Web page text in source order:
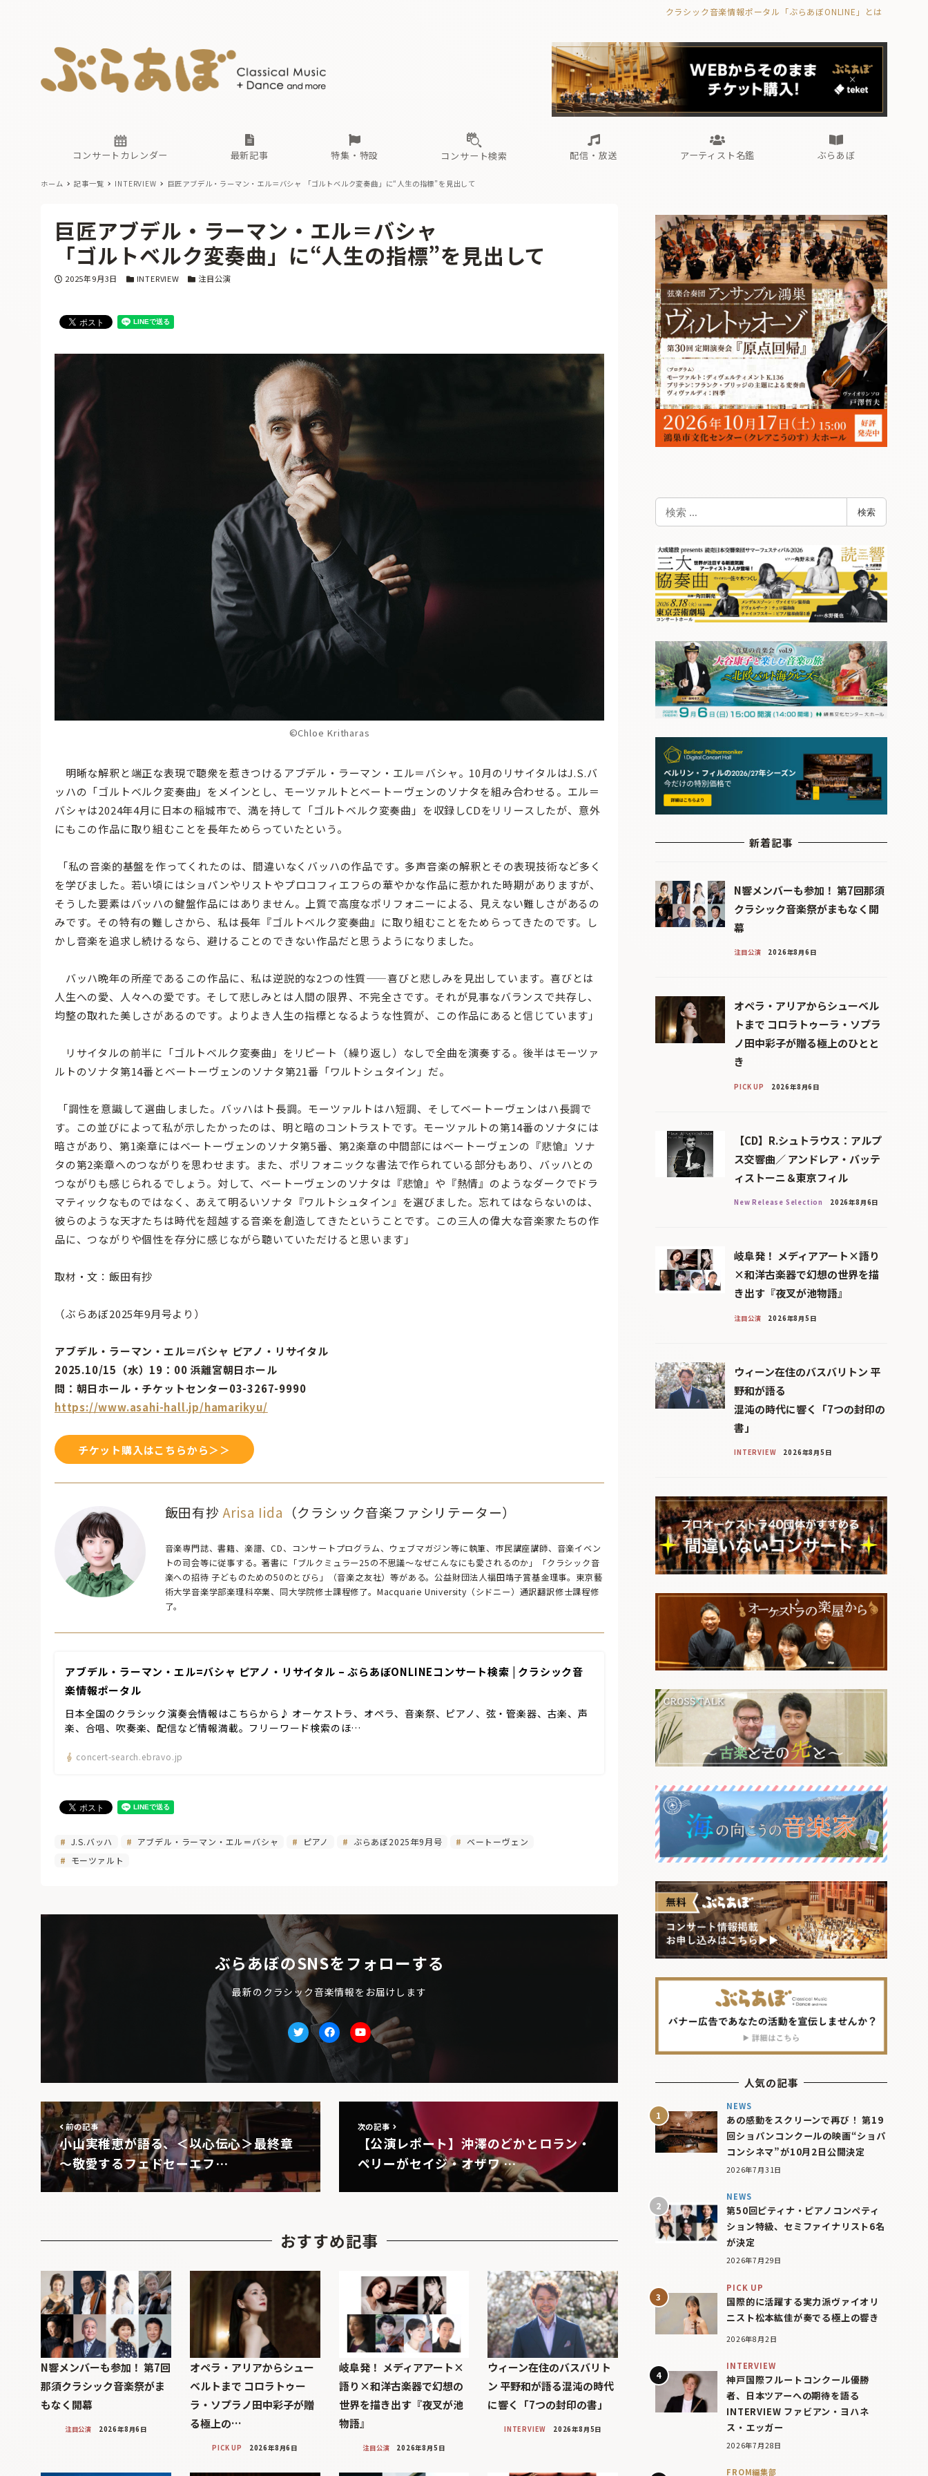
クラシック音楽情報ポータル「ぶらあぼONLINE」とは
コンサートカレンダー 最新記事
古楽とその先と オーケストラの楽屋から 海の向こうの音楽家 ぶらあぼブラス！
フォルテピアノ・オデッセイ
過去の連載
特集・特設
現場のプロが推す！間違いないオーケストラコンサート
コンサート検索 配信・放送
無料ライブ配信スケジュール 有料ライブ配信スケジュール
アーティスト名鑑
あ さ た な ま や
ぶらあぼ
古楽とその先と 海の向こうの音楽家 Aからの眺望 ぶらあぼブラス！
フォルテピアノ・オデッセイ
過去の特集
無料ライブ配信スケジュール
あ か さ
ホーム 記事一覧 INTERVIEW 巨匠アブデル・ラーマン・エル＝バシャ 「ゴルトベルク変奏曲」に“人生の指標”を見出して
巨匠アブデル・ラーマン・エル＝バシャ
「ゴルトベルク変奏曲」に“人生の指標”を見出して
投稿日
2025年9月3日 カテゴリー
INTERVIEW カテゴリー
注目公演
©Chloe Kritharas
明晰な解釈と端正な表現で聴衆を惹きつけるアブデル・ラーマン・エル＝バシャ。10月のリサイタルはJ.S.バ
ッハの「ゴルトベルク変奏曲」をメインとし、モーツァルトとベートーヴェンのソナタを組み合わせる。エル＝
バシャは2024年4月に日本の稲城市で、満を持して「ゴルトベルク変奏曲」を収録しCDをリリースしたが、意外
にもこの作品に取り組むことを長年ためらっていたという。
「私の音楽的基盤を作ってくれたのは、間違いなくバッハの作品です。多声音楽の解釈とその表現技術など多く
を学びました。若い頃にはショパンやリストやプロコフィエフらの華やかな作品に惹かれた時期がありますが、
そうした要素はバッハの鍵盤作品にはありません。上質で高度なポリフォニーによる、見えない難しさがあるの
みです。その特有の難しさから、私は長年『ゴルトベルク変奏曲』に取り組むことをためらってきたのです。し
かし音楽を追求し続けるなら、避けることのできない作品だと思うようになりました。
バッハ晩年の所産であるこの作品に、私は逆説的な2つの性質——喜びと悲しみを見出しています。喜びとは
人生への愛、人々への愛です。そして悲しみとは人間の限界、不完全さです。それが見事なバランスで共存し、
均整の取れた美しさがあるのです。よりよき人生の指標となるような性質が、この作品にあると信じています」
リサイタルの前半に「ゴルトベルク変奏曲」をリピート（繰り返し）なしで全曲を演奏する。後半はモーツァ
ルトのソナタ第14番とベートーヴェンのソナタ第21番「ワルトシュタイン」だ。
「調性を意識して選曲しました。バッハはト長調。モーツァルトはハ短調、そしてベートーヴェンはハ長調で
す。この並びによって私が示したかったのは、明と暗のコントラストです。モーツァルトの第14番のソナタには
暗さがあり、第1楽章にはベートーヴェンのソナタ第5番、第2楽章の中間部にはベートーヴェンの『悲愴』ソナ
タの第2楽章へのつながりを思わせます。また、ポリフォニックな書法で作られている部分もあり、バッハとの
つながりも感じられるでしょう。対して、ベートーヴェンのソナタは『悲愴』や『熱情』のようなダークでドラ
マティックなものではなく、あえて明るいソナタ『ワルトシュタイン』を選びました。忘れてはならないのは、
彼らのような天才たちは時代を超越する音楽を創造してきたということです。この三人の偉大な音楽家たちの作
品に、つながりや個性を存分に感じながら聴いていただけると思います」
取材・文：飯田有抄
（ぶらあぼ2025年9月号より）
アブデル・ラーマン・エル＝バシャ ピアノ・リサイタル
2025.10/15（水）19：00 浜離宮朝日ホール
問：朝日ホール・チケットセンター03-3267-9990
https://www.asahi-hall.jp/hamarikyu/
チケット購入はこちらから＞＞
飯田有抄 Arisa Iida （クラシック音楽ファシリテーター）
音楽専門誌、書籍、楽譜、CD、コンサートプログラム、ウェブマガジン等に執筆、市民講座講師、音楽イベン
トの司会等に従事する。著書に「ブルクミュラー25の不思議〜なぜこんなにも愛されるのか」「クラシック音
楽への招待 子どものための50のとびら」（音楽之友社）等がある。公益財団法人福田靖子賞基金理事。東京藝
術大学音楽学部楽理科卒業、同大学院修士課程修了。Macquarie University（シドニー）通訳翻訳修士課程修
了。
アブデル・ラーマン・エル=バシャ ピアノ・リサイタル – ぶらあぼONLINEコンサート検索 | クラシック音
楽情報ポータル
日本全国のクラシック演奏会情報はこちらから♪ オーケストラ、オペラ、音楽祭、ピアノ、弦・管楽器、古楽、声
楽、合唱、吹奏楽、配信など情報満載。フリーワード検索のほ…
concert-search.ebravo.jp
J.S.バッハ アブデル・ラーマン・エル＝バシャ ピアノ ぶらあぼ2025年9月号
ベートーヴェン
モーツァルト
ぶらあぼのSNSをフォローする
最新のクラシック音楽情報をお届けします
TwitterfacebookYoutube
前の記事
小山実稚恵が語る、＜以心伝心＞最終章
～敬愛するフェドセーエフ…
次の記事
【公演レポート】沖澤のどかとロラン・
ペリーがセイジ・オザワ …
おすすめ記事
N響メンバーも参加！ 第7回
那須クラシック音楽祭がま
もなく開幕
注目公演 2026年8月6日
オペラ・アリアからシュー
ベルトまで コロラトゥー
ラ・ソプラノ田中彩子が贈
る極上の…
PICK UP 2026年8月6日
岐阜発！ メディアアート×
語り×和洋古楽器で幻想の
世界を描き出す『夜叉が池
物語』
注目公演 2026年8月5日
ウィーン在住のバスバリト
ン 平野和が語る混沌の時代
に響く「7つの封印の書」
INTERVIEW 2026年8月5日
検
索
検索
新着記事
N響メンバーも参加！ 第7回那須
クラシック音楽祭がまもなく開
幕
注目公演 2026年8月6日
オペラ・アリアからシューベル
トまで コロラトゥーラ・ソプラ
ノ田中彩子が贈る極上のひとと
き
PICK UP 2026年8月6日
【CD】R.シュトラウス：アルプ
ス交響曲／ アンドレア・バッテ
ィストーニ＆東京フィル
New Release Selection 2026年8月6日
岐阜発！ メディアアート×語り
×和洋古楽器で幻想の世界を描
き出す『夜叉が池物語』
注目公演 2026年8月5日
ウィーン在住のバスバリトン 平
野和が語る
混沌の時代に響く「7つの封印の
書」
INTERVIEW 2026年8月5日
人気の記事
NEWS
あの感動をスクリーンで再び！ 第19
回ショパンコンクールの映画“ショパ
コンシネマ”が10月2日公開決定
2026年7月31日
NEWS
第50回ピティナ・ピアノコンペティ
ション特級、セミファイナリスト6名
が決定
2026年7月29日
PICK UP
国際的に活躍する実力派ヴァイオリ
ニスト松本紘佳が奏でる極上の響き
2026年8月2日
INTERVIEW
神戸国際フルートコンクール優勝
者、日本ツアーへの期待を語る
INTERVIEW ファビアン・ヨハネ
ス・エッガー
2026年7月28日
FROM編集部